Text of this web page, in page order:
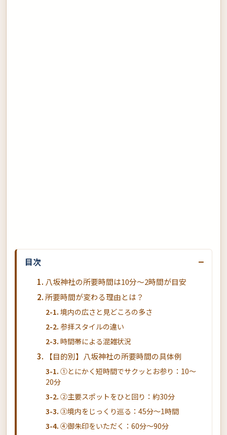
目次 −
八坂神社の所要時間は10分〜2時間が目安
所要時間が変わる理由とは？
境内の広さと見どころの多さ
参拝スタイルの違い
時間帯による混雑状況
【目的別】八坂神社の所要時間の具体例
①とにかく短時間でサクッとお参り：10〜
20分
②主要スポットをひと回り：約30分
③境内をじっくり巡る：45分〜1時間
④御朱印をいただく：60分〜90分